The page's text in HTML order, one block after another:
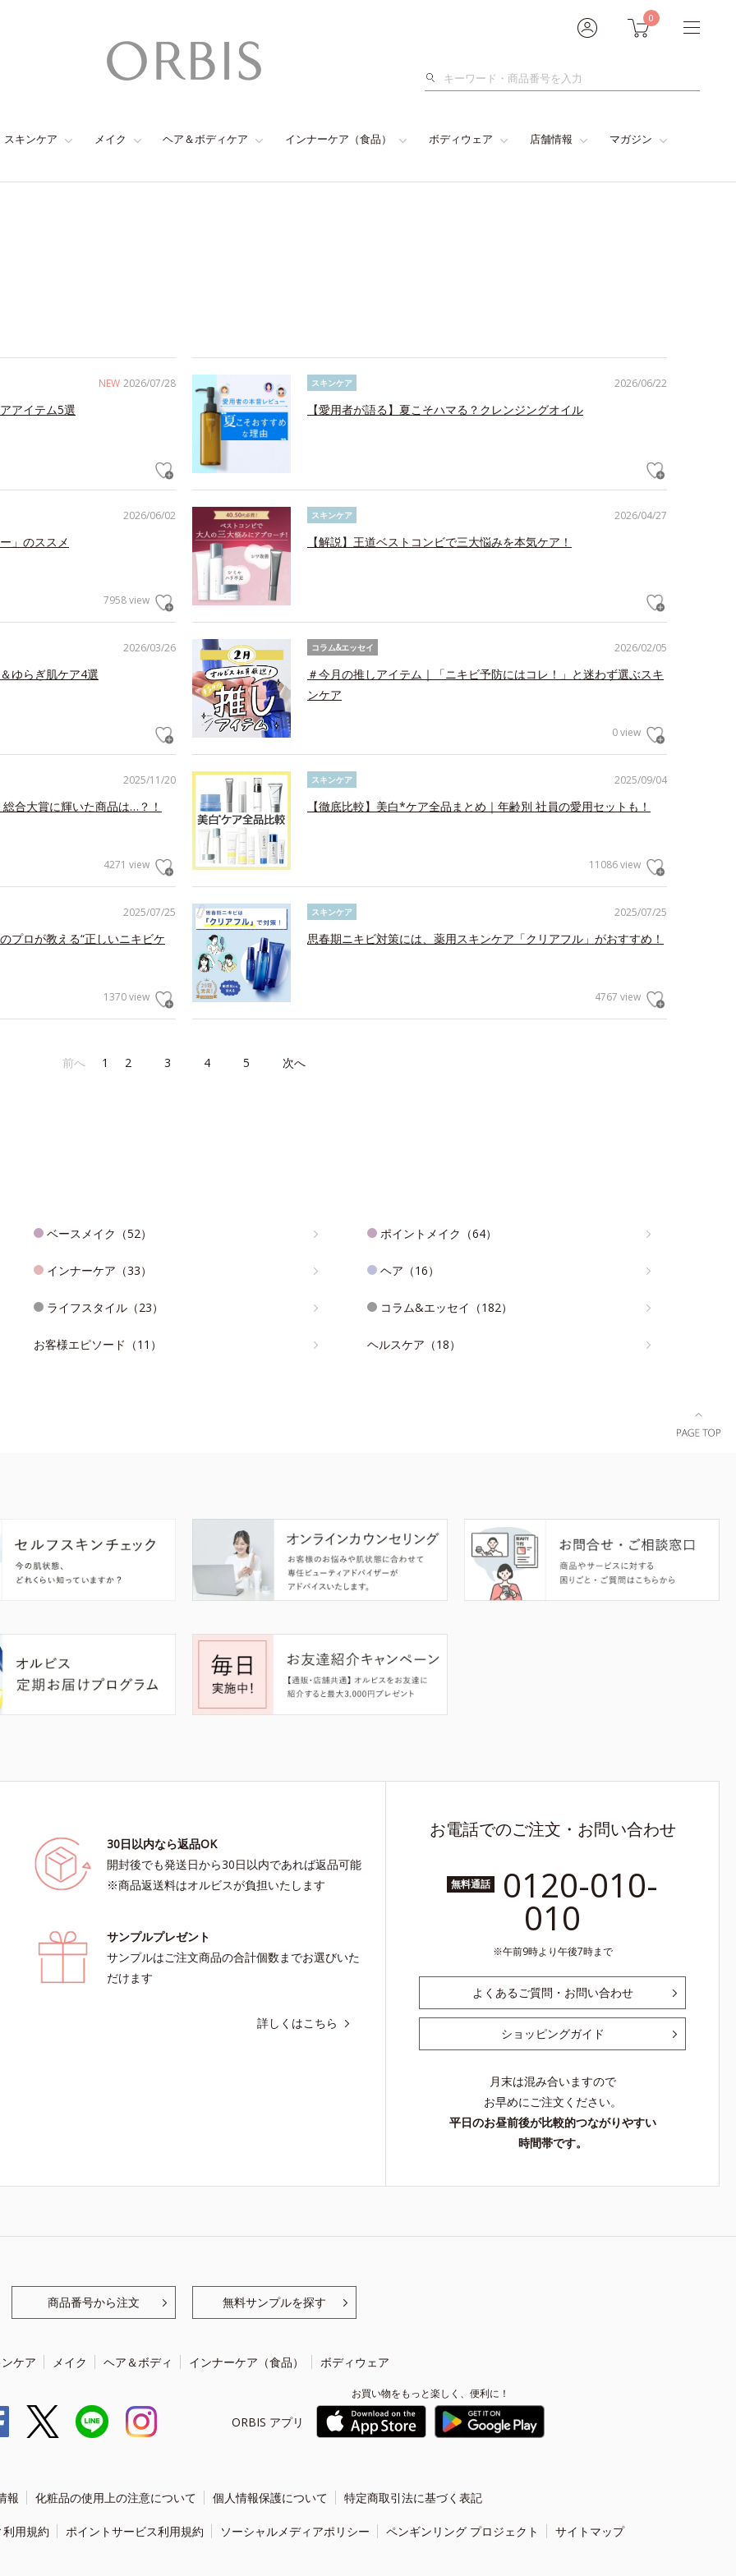
0
検
スキンケア メイク ヘア＆ボディケア インナーケア（食品） ボディウェア 店舗情報 マガジン
NEW 2026/07/28
アイテム5選
2026/06/22
スキンケア
【愛用者が語る】夏こそハマる？クレンジングオイル
2026/06/02
」のススメ
7958 view
2026/04/27
スキンケア
【解説】王道ベストコンビで三大悩みを本気ケア！
2026/03/26
ゆらぎ肌ケア4選
2026/02/05
コラム&エッセイ
＃今月の推しアイテム｜「ニキビ予防にはコレ！」と迷わず選ぶスキ
ンケア
0 view
2025/11/20
合大賞に輝いた商品は…？！
4271 view
2025/09/04
スキンケア
【徹底比較】美白*ケア全品まとめ｜年齢別 社員の愛用セットも！
11086 view
2025/07/25
プロが教える“正しいニキビケ
1370 view
2025/07/25
スキンケア
思春期ニキビ対策には、薬用スキンケア「クリアフル」がおすすめ！
4767 view
前へ 1 2 3 4 5 次へ
ベースメイク（52） ポイントメイク（64）
インナーケア（33） ヘア（16）
ライフスタイル（23） コラム&エッセイ（182）
お客様エピソード（11） ヘルスケア（18）
30日以内なら返品OK
開封後でも発送日から30日以内であれば返品可能
※商品返送料はオルビスが負担いたします
サンプルプレゼント
サンプルはご注文商品の合計個数までお選びいた
だけます
詳しくはこちら
お電話でのご注文・お問い合わせ
無料通話 0120-010-
010
午前9時より午後7時まで
よくあるご質問・お問い合わせ
ショッピングガイド
月末は混み合いますので
お早めにご注文ください。
平日のお昼前後が比較的つながりやすい
時間帯です。
商品番号から注文 無料サンプルを探す
ケア メイク ヘア＆ボディ インナーケア（食品） ボディウェア
ORBIS アプリ
お買い物をもっと楽しく、便利に！
報 化粧品の使用上の注意について 個人情報保護について 特定商取引法に基づく表記
用規約 ポイントサービス利用規約 ソーシャルメディアポリシー ペンギンリング プロジェクト サイトマップ